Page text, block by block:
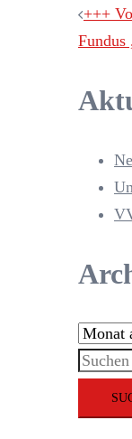
+++
Fundus
Archiv
Suchen